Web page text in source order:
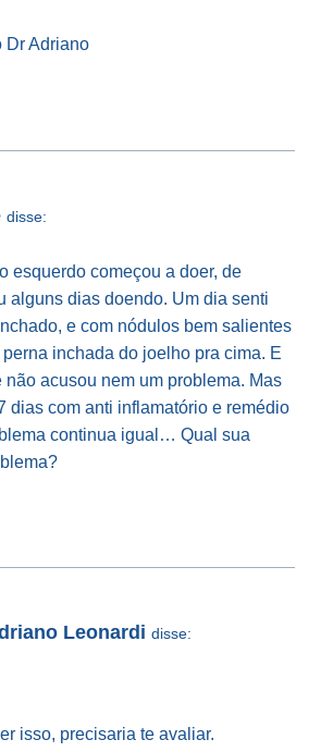
Dr Adriano
disse:
esquerdo começou a doer, de
alguns dias doendo. Um dia senti
e com nódulos bem salientes
inchada do joelho pra cima. E
não acusou nem um problema. Mas
dias com anti inflamatório e remédio
continua igual… Qual sua
Leonardi disse:
isso, precisaria te avaliar.